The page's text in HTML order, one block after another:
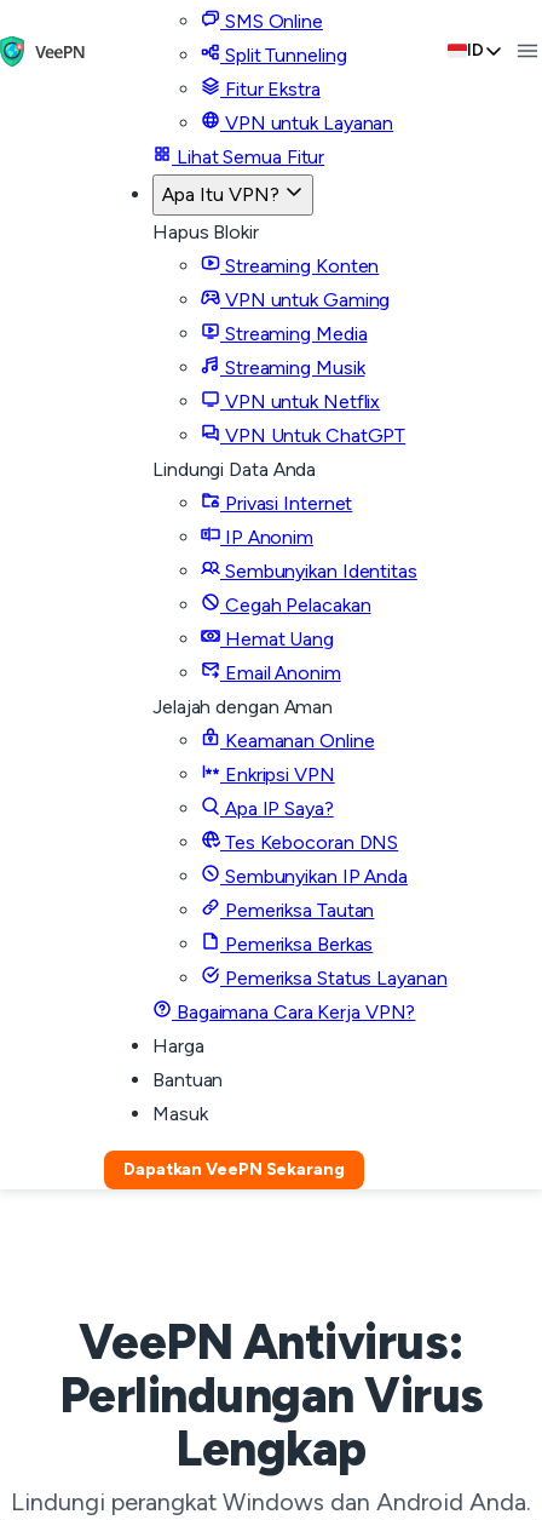
SMS Online
Split Tunneling
Fitur Ekstra
VPN untuk Layanan
Lihat Semua Fitur
Apa Itu VPN?
Hapus Blokir
Streaming Konten
VPN untuk Gaming
Streaming Media
Streaming Musik
VPN untuk Netflix
VPN Untuk ChatGPT
Lindungi Data Anda
Privasi Internet
IP Anonim
Sembunyikan Identitas
Cegah Pelacakan
Hemat Uang
Email Anonim
Jelajah dengan Aman
Keamanan Online
Enkripsi VPN
Apa IP Saya?
Tes Kebocoran DNS
Sembunyikan IP Anda
Pemeriksa Tautan
Pemeriksa Berkas
Pemeriksa Status Layanan
Bagaimana Cara Kerja VPN?
Harga
Bantuan
Masuk
Dapatkan VeePN Sekarang
ID
VeePN Antivirus:
Perlindungan Virus
Lengkap
Lindungi perangkat Windows dan Android Anda.